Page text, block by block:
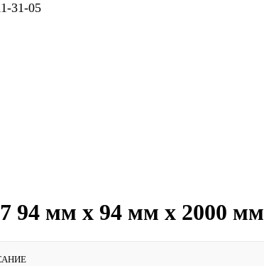
31-05
94 мм х 94 мм х 2000 мм